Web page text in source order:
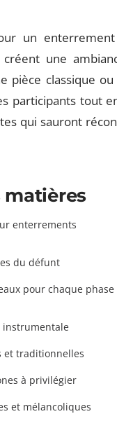
un
créent une
pièce classique
participants tout
qui sauront
matières
enterrements
du défunt
pour chaque phase
instrumentale
et traditionnelles
à privilégier
et mélancoliques